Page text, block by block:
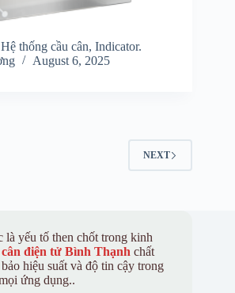
thống cầu cân, Indicator.
August 6, 2025
NEXT
yếu tố then chốt trong kinh
cân điện tử Bình Thạnh